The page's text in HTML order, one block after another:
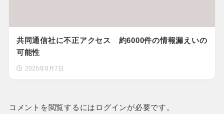
共同通信社に不正アクセス 約6000件の情報漏えいの
可能性
2026年8月7日
コメントを閲覧するにはログインが必要です。